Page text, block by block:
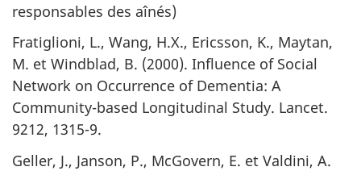
responsables des aînés)
Fratiglioni, L., Wang, H.X., Ericsson, K., Maytan,
M. et Windblad, B. (2000). Influence of Social
Network on Occurrence of Dementia: A
Community-based Longitudinal Study. Lancet.
9212, 1315-9.
Geller, J., Janson, P., McGovern, E. et Valdini, A.